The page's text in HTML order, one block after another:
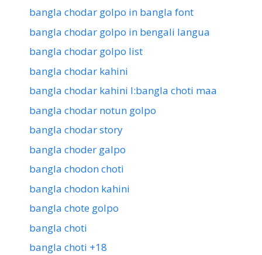
bangla chodar golpo in bangla font
bangla chodar golpo in bengali langua
bangla chodar golpo list
bangla chodar kahini
bangla chodar kahini l:bangla choti maa
bangla chodar notun golpo
bangla chodar story
bangla choder galpo
bangla chodon choti
bangla chodon kahini
bangla chote golpo
bangla choti
bangla choti +18